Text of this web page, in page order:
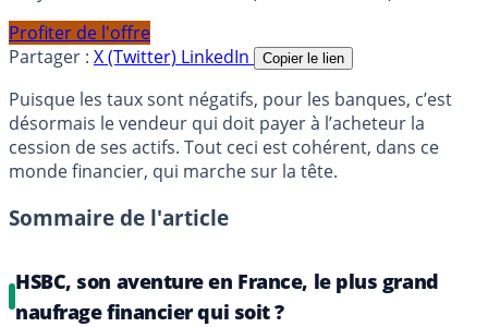
Profiter de l'offre
Partager : X (Twitter) LinkedIn Copier le lien
Puisque les taux sont négatifs, pour les banques, c’est
désormais le vendeur qui doit payer à l’acheteur la
cession de ses actifs. Tout ceci est cohérent, dans ce
monde financier, qui marche sur la tête.
Sommaire de l'article
HSBC, son aventure en France, le plus grand
naufrage financier qui soit ?